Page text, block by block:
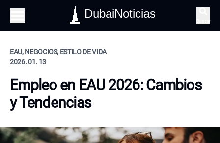
DubaiNoticias
EAU, NEGOCIOS, ESTILO DE VIDA
2026. 01. 13
Empleo en EAU 2026: Cambios
y Tendencias